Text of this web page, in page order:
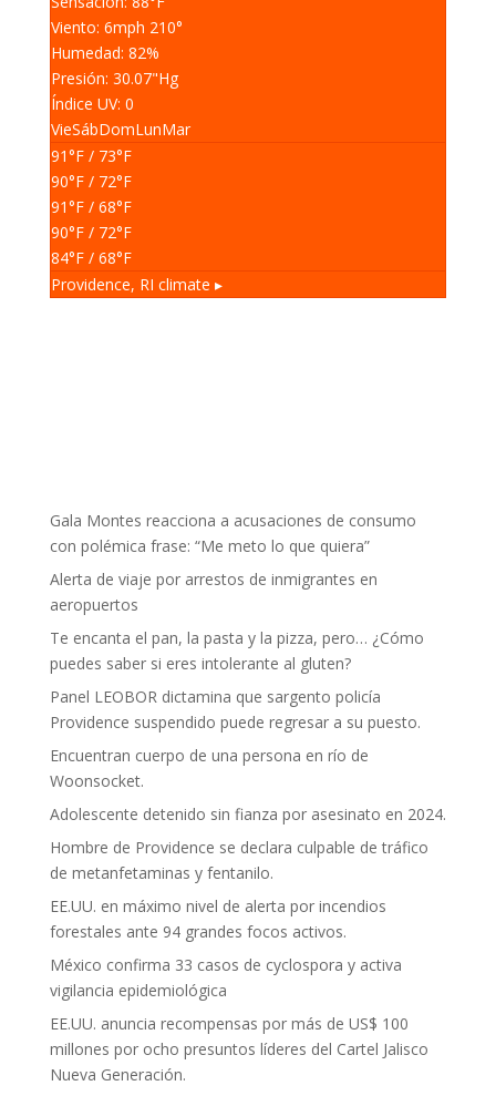
Viento: 6mph 210°
Humedad: 82%
Presión: 30.07"Hg
Índice UV: 0
VieSábDomLunMar
91°F/ 73°F
90°F/ 72°F
91°F/ 68°F
90°F/ 72°F
84°F/ 68°F
Providence, RI climate ▸
Gala Montes reacciona a acusaciones de consumo
con polémica frase: “Me meto lo que quiera”
Alerta de viaje por arrestos de inmigrantes en
aeropuertos
Te encanta el pan, la pasta y la pizza, pero… ¿Cómo
puedes saber si eres intolerante al gluten?
Panel LEOBOR dictamina que sargento policía
Providence suspendido puede regresar a su puesto.
Encuentran cuerpo de una persona en río de
Woonsocket.
Adolescente detenido sin fianza por asesinato en 2024.
Hombre de Providence se declara culpable de tráfico
de metanfetaminas y fentanilo.
EE.UU. en máximo nivel de alerta por incendios
forestales ante 94 grandes focos activos.
México confirma 33 casos de cyclospora y activa
vigilancia epidemiológica
EE.UU. anuncia recompensas por más de US$ 100
millones por ocho presuntos líderes del Cartel Jalisco
Nueva Generación.